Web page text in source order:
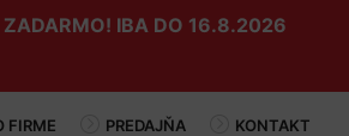
IBA DO 16.8.2026
FIRME PREDAJŇA KONTAKT